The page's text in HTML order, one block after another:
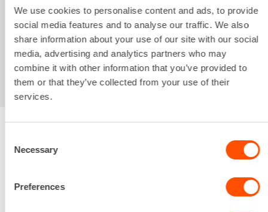
We use cookies to personalise content and ads, to provide
social media features and to analyse our traffic. We also
share information about your use of our site with our social
media, advertising and analytics partners who may
combine it with other information that you’ve provided to
them or that they’ve collected from your use of their
services.
Selection
Necessary
Preferences
Sinua saattaisi
kiinnostaa myös
Renta palvelee